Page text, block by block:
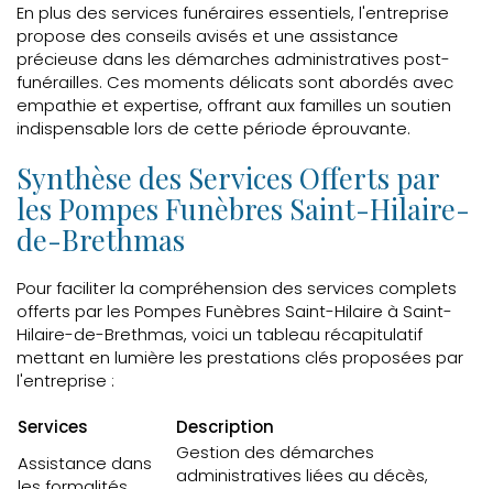
En plus des services funéraires essentiels, l'entreprise
propose des conseils avisés et une assistance
précieuse dans les démarches administratives post-
funérailles. Ces moments délicats sont abordés avec
empathie et expertise, offrant aux familles un soutien
indispensable lors de cette période éprouvante.
Synthèse des Services Offerts par
les Pompes Funèbres Saint-Hilaire-
de-Brethmas
Pour faciliter la compréhension des services complets
offerts par les Pompes Funèbres Saint-Hilaire à Saint-
Hilaire-de-Brethmas, voici un tableau récapitulatif
mettant en lumière les prestations clés proposées par
l'entreprise :
Services
Description
Assistance dans
Gestion des démarches
administratives liées au décès,